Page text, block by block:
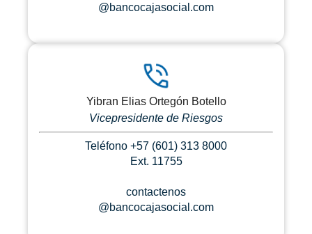
@bancocajasocial.com
Yibran Elias Ortegón Botello
Vicepresidente de Riesgos
Teléfono +57 (601) 313 8000
Ext. 11755
contactenos
@bancocajasocial.com